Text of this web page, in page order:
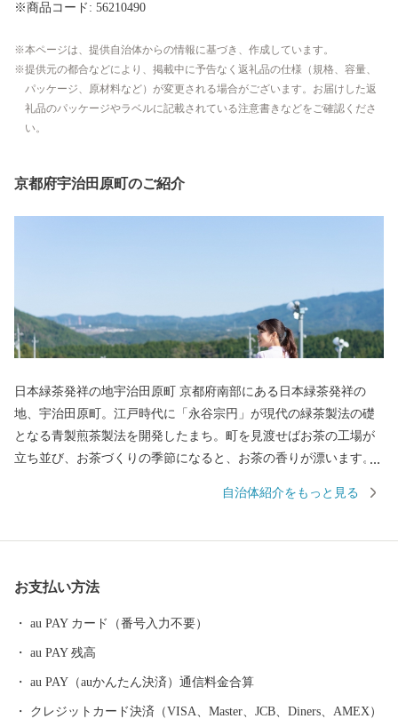
※商品コード: 56210490
本ページは、提供自治体からの情報に基づき、作成しています。
提供元の都合などにより、掲載中に予告なく返礼品の仕様（規格、容量、
パッケージ、原材料など）が変更される場合がございます。お届けした返
礼品のパッケージやラベルに記載されている注意書きなどをご確認くださ
い。
京都府宇治田原町のご紹介
日本緑茶発祥の地宇治田原町 京都府南部にある日本緑茶発祥の
地、宇治田原町。江戸時代に「永谷宗円」が現代の緑茶製法の礎
となる青製煎茶製法を開発したまち。町を見渡せばお茶の工場が
立ち並び、お茶づくりの季節になると、お茶の香りが漂います。
る。」自分好みのお茶や、お茶に由来する名産品を手に入れるた
町の形がハートなので“ハートのまち宇治田原”としてまちづくり
ート形の展望台やお寺のハート形の窓などがあり、“ハートのふる
さと特産品”もご用意しています。 “ハート”フルな宇治田原町ふ
るさと特産品をお楽しみください。
自治体紹介をもっと見る
お支払い方法
au PAY カード（番号入力不要）
au PAY 残高
au PAY（auかんたん決済）通信料金合算
クレジットカード決済（VISA、Master、JCB、Diners、AMEX）